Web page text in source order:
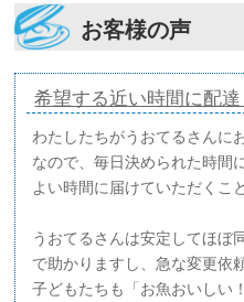
お客様の声
希望する近い時間に配
わたしたちがうおてるさんに
なので、毎日決められた時間
よい時間に届けていただくこ
うおてるさんは安定してほぼ
で助かりますし、急な変更依
子どもたちも「お魚おいしい